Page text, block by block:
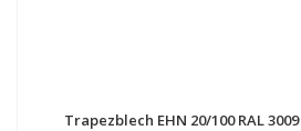
Trapezblech EHN 20/100 RAL